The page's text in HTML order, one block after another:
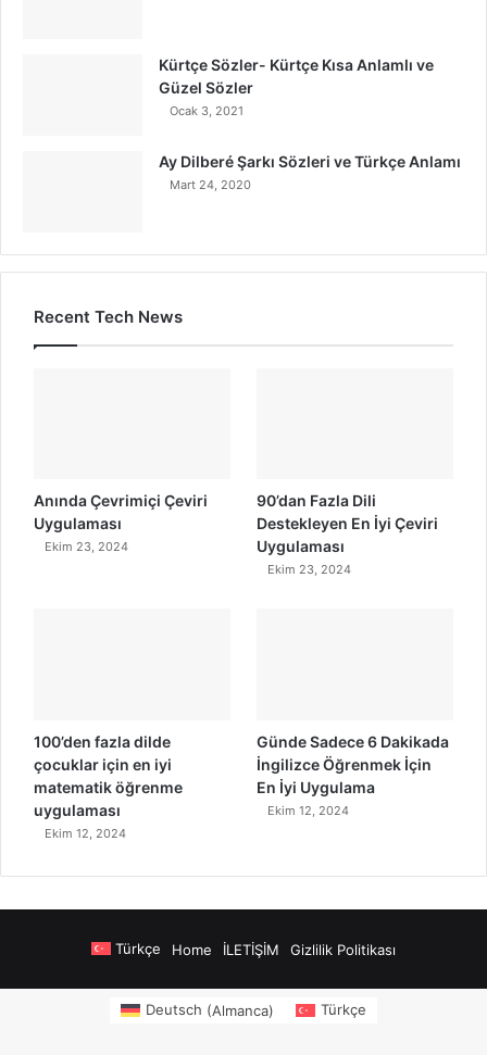
Kürtçe Sözler- Kürtçe Kısa Anlamlı ve
Güzel Sözler
Ocak 3, 2021
Ay Dilberé Şarkı Sözleri ve Türkçe Anlamı
Mart 24, 2020
Recent Tech News
Anında Çevrimiçi Çeviri
Uygulaması
Ekim 23, 2024
90’dan Fazla Dili
Destekleyen En İyi Çeviri
Uygulaması
Ekim 23, 2024
100’den fazla dilde
çocuklar için en iyi
matematik öğrenme
uygulaması
Ekim 12, 2024
Günde Sadece 6 Dakikada
İngilizce Öğrenmek İçin
En İyi Uygulama
Ekim 12, 2024
Türkçe Home İLETİŞİM Gizlilik Politikası
Deutsch (Almanca) Türkçe